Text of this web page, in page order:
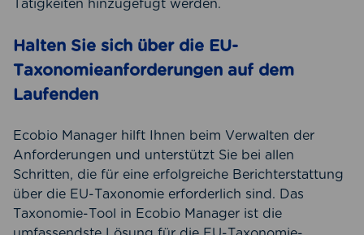
Tätigkeiten hinzugefügt werden.
Halten Sie sich über die EU-
Taxonomieanforderungen auf dem
Laufenden
Ecobio Manager hilft Ihnen beim Verwalten der
Anforderungen und unterstützt Sie bei allen
Schritten, die für eine erfolgreiche Berichterstattung
über die EU-Taxonomie erforderlich sind. Das
Taxonomie-Tool in Ecobio Manager ist die